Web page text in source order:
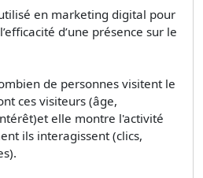
en marketing digital pour
d’une présence sur le
de personnes visitent le
ces visiteurs (âge,
elle montre l'activité
ils interagissent (clics,